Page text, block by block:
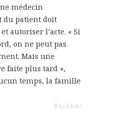
médecin
du patient doit
autoriser l’acte. « Si
on ne peut pas
Mais une
faite plus tard »,
temps, la famille
#québec